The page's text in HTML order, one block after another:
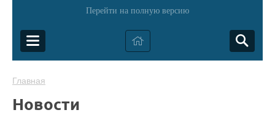
Перейти на полную версию
Главная
Новости